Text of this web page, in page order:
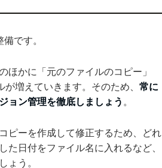
です。
ほかに「元のファイルのコピー」
増えていきます。そのため、 常に
ョン管理を徹底しましょう 。
ピーを作成して修正するため、どれ
た日付をファイル名に入れるなど、
ょう。